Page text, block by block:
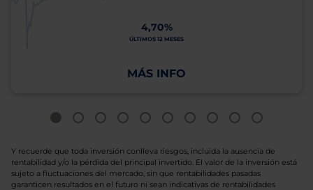
4,70%
ÚLTIMOS 12 MESES
MÁS INFO
Y recuerde que toda inversión conlleva riesgos, incluida la ausencia de
rentabilidad y/o la pérdida del principal invertido. El valor de la inversión está
sujeto a fluctuaciones del mercado, sin que rentabilidades pasadas
garanticen resultados en el futuro ni sean indicativas de rentabilidades